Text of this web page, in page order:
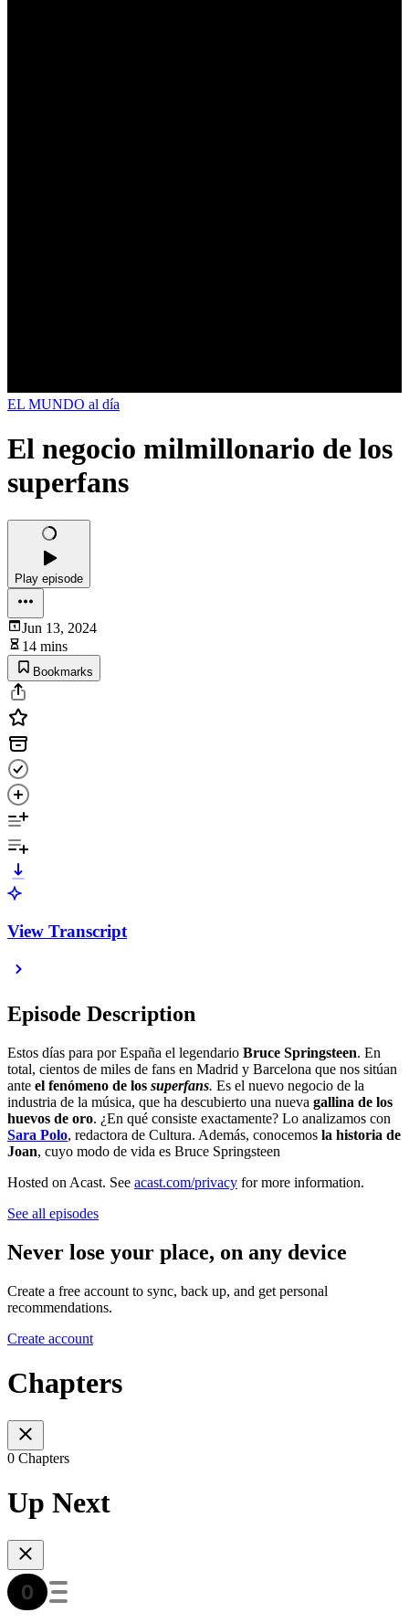
EL MUNDO al día
El negocio milmillonario de los
superfans
Play episode
Jun 13, 2024
14 mins
Bookmarks
View Transcript
Episode Description
Estos días para por España el legendario Bruce Springsteen. En
total, cientos de miles de fans en Madrid y Barcelona que nos sitúan
ante el fenómeno de los superfans. Es el nuevo negocio de la
industria de la música, que ha descubierto una nueva gallina de los
huevos de oro. ¿En qué consiste exactamente? Lo analizamos con
Sara Polo, redactora de Cultura. Además, conocemos la historia de
Joan, cuyo modo de vida es Bruce Springsteen
Hosted on Acast. See acast.com/privacy for more information.
See all episodes
Never lose your place, on any device
Create a free account to sync, back up, and get personal
recommendations.
Create account
Chapters
0 Chapters
Up Next